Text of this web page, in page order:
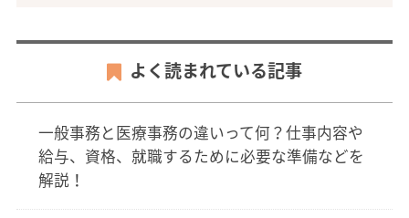
よく読まれている記事
一般事務と医療事務の違いって何？仕事内容や
給与、資格、就職するために必要な準備などを
解説！